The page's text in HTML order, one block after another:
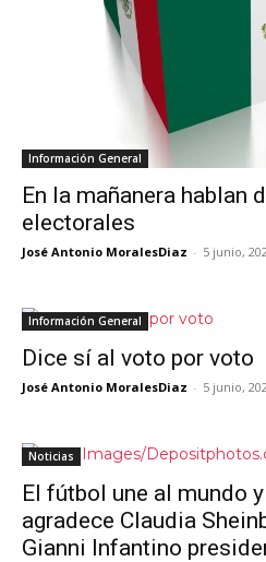
Información General
En la mañanera hablan
electorales
José Antonio MoralesDiaz - 5 junio,
Información General
Dice sí al voto por voto
José Antonio MoralesDiaz - 5 junio,
Noticias
El fútbol une al mundo
agradece Claudia
Gianni Infantino